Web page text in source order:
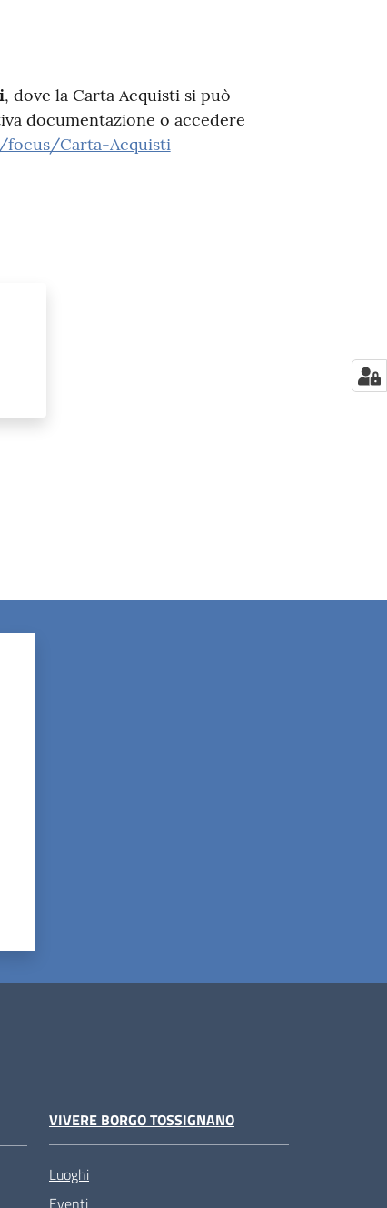
, dove la Carta Acquisti si può
documentazione o accedere
focus/Carta-Acquisti
VIVERE BORGO TOSSIGNANO
Luoghi